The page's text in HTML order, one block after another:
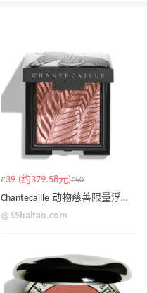
£39 (约379.58元)£50
Chantecaille 动物慈善限量浮雕眼影-多色号
@55haitao.com